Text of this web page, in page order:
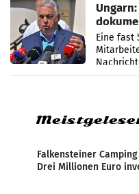
Zensur
Eine fast
Falkensteiner
Drei Millionen Euro